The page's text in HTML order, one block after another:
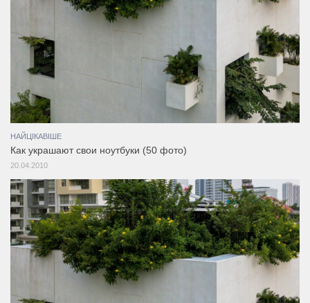
НАЙЦІКАВІШЕ
Как украшают свои ноутбуки (50 фото)
20.04.2010